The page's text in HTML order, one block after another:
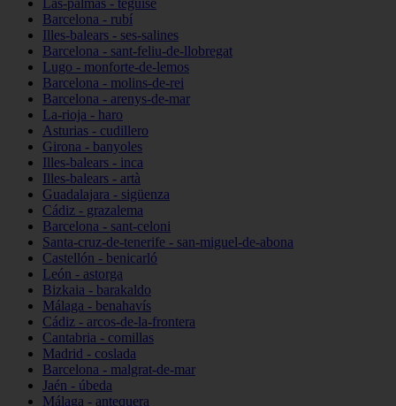
Las-palmas - teguise
Barcelona - rubí
Illes-balears - ses-salines
Barcelona - sant-feliu-de-llobregat
Lugo - monforte-de-lemos
Barcelona - molins-de-rei
Barcelona - arenys-de-mar
La-rioja - haro
Asturias - cudillero
Girona - banyoles
Illes-balears - inca
Illes-balears - artà
Guadalajara - sigüenza
Cádiz - grazalema
Barcelona - sant-celoni
Santa-cruz-de-tenerife - san-miguel-de-abona
Castellón - benicarló
León - astorga
Bizkaia - barakaldo
Málaga - benahavís
Cádiz - arcos-de-la-frontera
Cantabria - comillas
Madrid - coslada
Barcelona - malgrat-de-mar
Jaén - úbeda
Málaga - antequera